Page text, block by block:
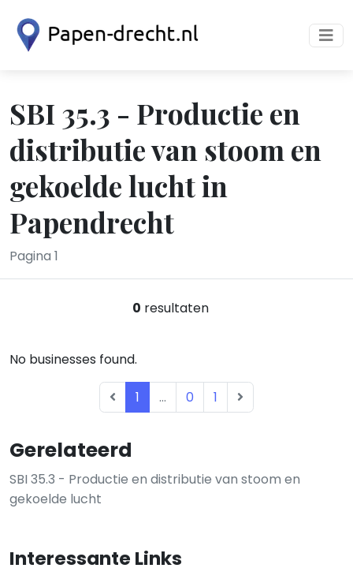
SBI 35.3 - Productie en
distributie van stoom en
gekoelde lucht in
Papendrecht
Pagina 1
Gerelateerd
SBI 35.3 - Productie en distributie van stoom en
gekoelde lucht
Interessante Links
0 resultaten
No businesses found.
1 ... 0 1